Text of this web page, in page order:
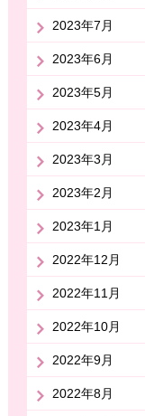
2023年7月
2023年6月
2023年5月
2023年4月
2023年3月
2023年2月
2023年1月
2022年12月
2022年11月
2022年10月
2022年9月
2022年8月